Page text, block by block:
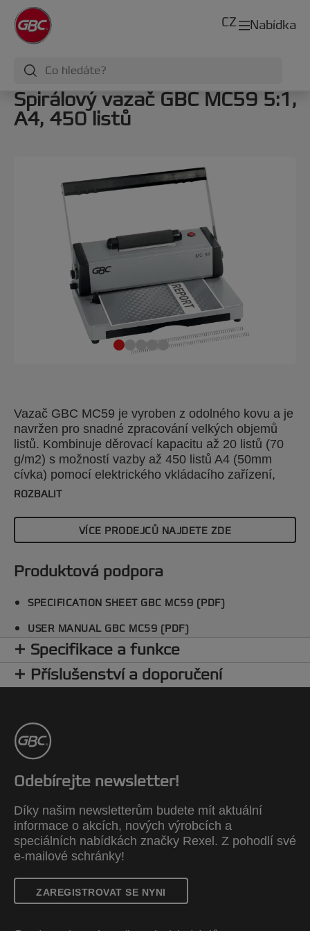
Nabídka
CZ
Spirálový vazač GBC MC59 5:1,
A4, 450 listů
Vazač GBC MC59 je vyroben z odolného kovu a je
navržen pro snadné zpracování velkých objemů
listů. Kombinuje děrovací kapacitu až 20 listů (70
g/m2) s možností vazby až 450 listů A4 (50mm
cívka) pomocí elektrického vkládacího zařízení,
což zajišťuje efektivní a spolehlivé svazování
ROZBALIT
VÍCE PRODEJCŮ NAJDETE ZDE
Produktová podpora
SPECIFICATION SHEET GBC MC59 (PDF)
USER MANUAL GBC MC59 (PDF)
Specifikace a funkce
Příslušenství a doporučení
Odebírejte newsletter!
Díky našim newsletterům budete mít aktuální
informace o akcích, nových výrobcích a
speciálních nabídkách značky Rexel. Z pohodlí své
e-mailové schránky!
ZAREGISTROVAT SE NYNI